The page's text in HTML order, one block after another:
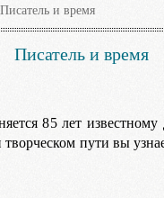
и время
Писатель и время
85 лет
пути вы